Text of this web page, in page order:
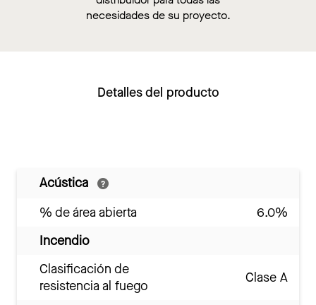
necesidades de su proyecto.
Detalles del producto
Acústica
% de área abierta
6.0%
Incendio
Clasificación de
resistencia al fuego
Clase A